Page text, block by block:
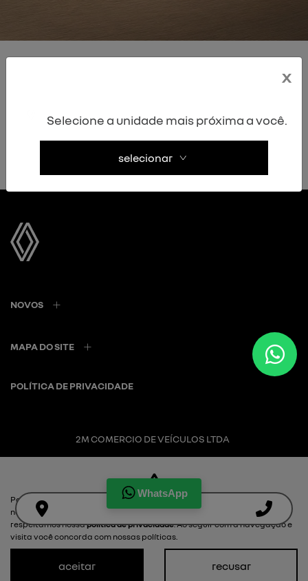
WhatsApp
NOVOS
MAPA DO SITE
POLÍTICA DE PRIVACIDADE
2M COMERCIO DE VEÍCULOS LTDA
Desacelere. Seu bem maior é a vida.
x
Selecione a unidade mais próxima a você.
selecionar
Para otimizar sua experiência durante a navegação, fazemos uso de
nossa política de cookies e para proteger seus dados pessoais
respeitamos nossapolítica de privacidade. Ao seguir com a navegação e
visita você concorda com nossas políticas.
aceitar recusar